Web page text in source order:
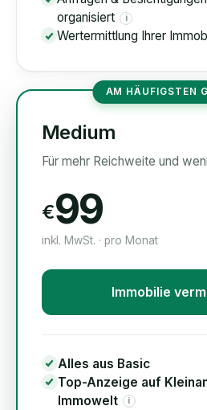
organisiert
i
Wertermittlung Ihrer
AM HÄUFIGSTEN
Medium
Für mehr Reichweite und
€99
inkl. MwSt. · pro Monat
Immobilie
Alles aus Basic
Top-Anzeige auf
Immowelt
i